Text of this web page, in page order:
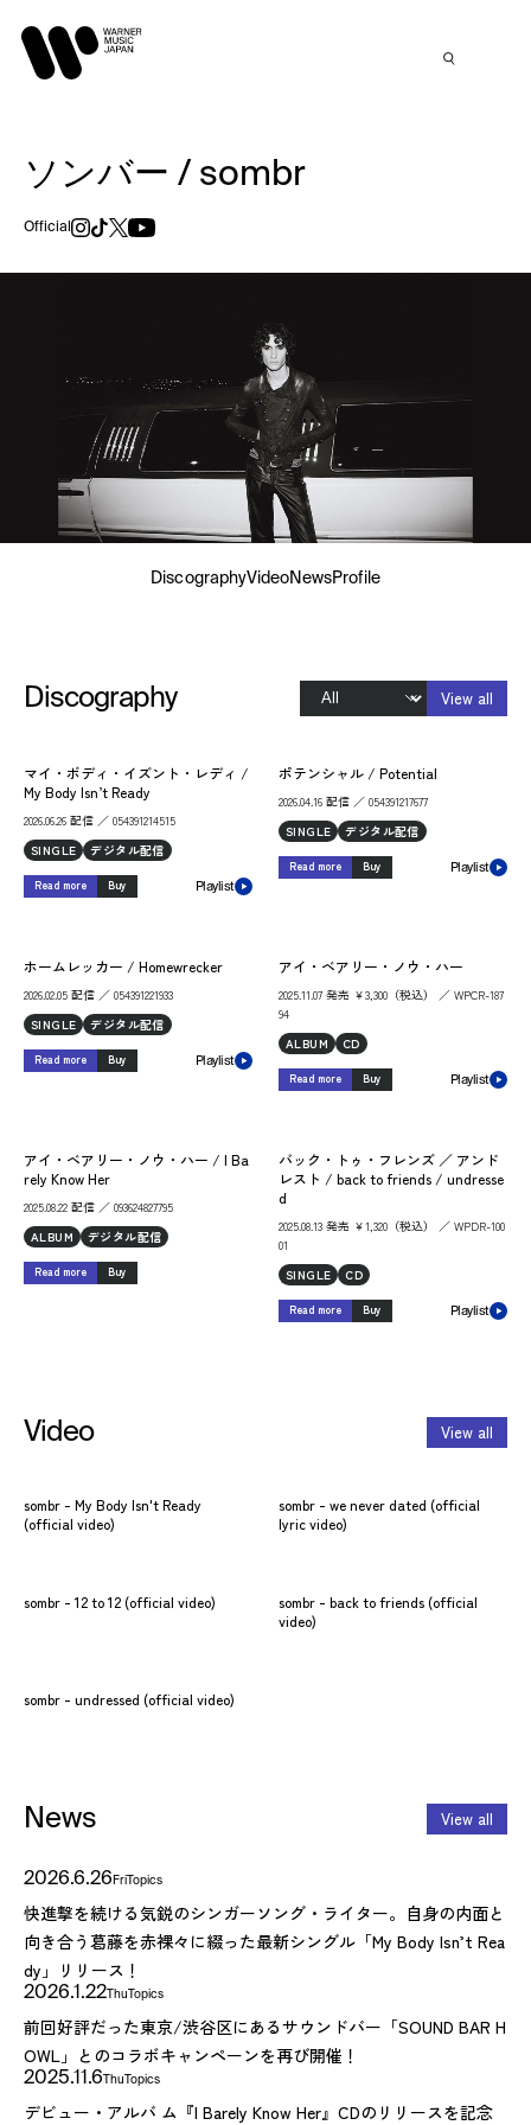
ソンバー / sombr
Official
DiscographyVideoNewsProfile
Discography View all
マイ・ボディ・イズント・レディ /
My Body Isn’t Ready
2026.06.26 配信 ／ 054391214515
SINGLE
デジタル配信
Read more Buy Playlist
ポテンシャル / Potential
2026.04.16 配信 ／ 054391217677
SINGLE
デジタル配信
Read more Buy Playlist
ホームレッカー / Homewrecker
2026.02.05 配信 ／ 054391221933
SINGLE
デジタル配信
Read more Buy Playlist
アイ・ベアリー・ノウ・ハー
2025.11.07 発売 ￥3,300（税込） ／ WPCR-187
94
ALBUM
CD
Read more Buy Playlist
アイ・ベアリー・ノウ・ハー / I Ba
rely Know Her
2025.08.22 配信 ／ 093624827795
ALBUM
デジタル配信
Read more Buy
バック・トゥ・フレンズ ／ アンド
レスト / back to friends / undresse
d
2025.08.13 発売 ￥1,320（税込） ／ WPDR-100
01
SINGLE
CD
Read more Buy Playlist
Video View all
sombr - My Body Isn't Ready
(official video)
sombr - we never dated (official
lyric video)
sombr - 12 to 12 (official video)
sombr - back to friends (official
video)
sombr - undressed (official video)
News View all
2026.6.26 Fri Topics
快進撃を続ける気鋭のシンガーソング・ライター。自身の内面と
向き合う葛藤を赤裸々に綴った最新シングル「My Body Isn’t Rea
dy」リリース！
2026.1.22 Thu Topics
前回好評だった東京/渋谷区にあるサウンドバー「SOUND BAR H
OWL」とのコラボキャンペーンを再び開催！
2025.11.6 Thu Topics
デビュー・アルバ ム『I Barely Know Her』CDのリリースを記念